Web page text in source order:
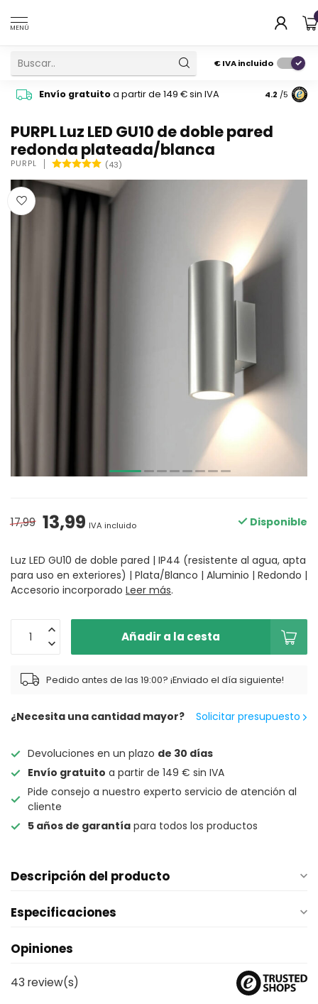
MENÚ
€IVA incluido
Envío gratuitoa partir de 149 € sin IVA Pide
4.2 /5
PURPL Luz LED GU10 de doble pared
redonda plateada/blanca
PURPL (43)
17,99 13,99 IVA incluido Disponible
Luz LED GU10 de doble pared | IP44 (resistente al agua, apta
para uso en exteriores) | Plata/Blanco | Aluminio | Redondo |
Accesorio incorporado Leer más.
Añadir a la cesta
Pedido antes de las 19:00? ¡Enviado el día siguiente!
¿Necesita una cantidad mayor? Solicitar presupuesto
Devoluciones en un plazo de 30 días
Envío gratuito a partir de 149 € sin IVA
Pide consejo a nuestro experto servicio de atención al
cliente
5 años de garantía para todos los productos
Descripción del producto
Especificaciones
Opiniones
43 review(s)